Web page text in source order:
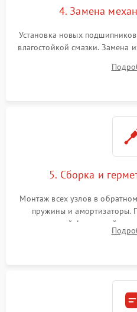
4. Замена
Установка новых
влагостойкой смазки. Замена
или поврежденной
5. Сборка и
Монтаж всех узлов в
пружины и амортизаторы.
надежной фиксацией
герметиком для